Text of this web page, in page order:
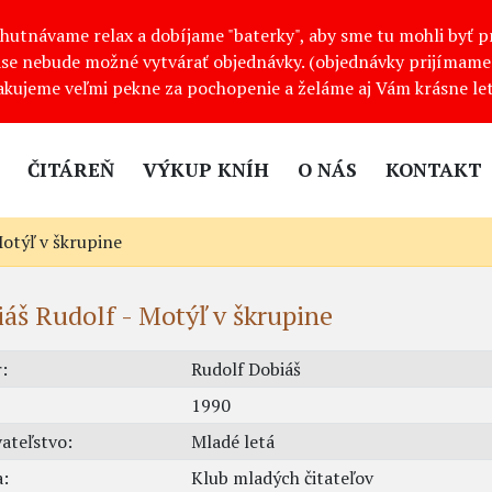
relax a dobíjame "baterky", aby sme tu mohli byť
nebude možné vytvárať objednávky. (objednávky
veľmi pekne za pochopenie a želáme aj Vám krásne
ČITÁREŇ VÝKUP KNÍH O NÁS KONTAKT
v škrupine
Rudolf - Motýľ v škrupine
Rudolf Dobiáš
1990
Mladé letá
Klub mladých čitateľov